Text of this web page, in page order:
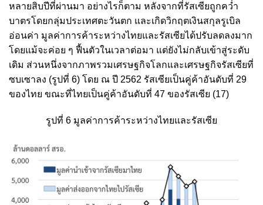
หลายสิบปีที่ผ่านมา อย่างไรก็ตาม หลังจากที่รัสเซียถูกคว่ำ
บาตรโดยกลุ่มประเทศตะวันตก และเกิดวิกฤตเงินสกุลรูเบิล
อ่อนค่า มูลค่าการค้าระหว่างไทยและรัสเซียได้ปรับลดลงมาก
โดยแม้จะค่อย ๆ ฟื้นตัวในเวลาต่อมา แต่ยังไม่กลับเข้าสู่ระดับ
เดิม ส่วนหนึ่งจากภาพรวมเศรษฐกิจโลกและเศรษฐกิจรัสเซียที่
ซบเซาลง (รูปที่ 6) โดย ณ ปี 2562 รัสเซียเป็นคู่ค้าอันดับที่ 29
ของไทย ขณะที่ไทยเป็นคู่ค้าอันดับที่ 47 ของรัสเซีย (17)
รูปที่ 6 มูลค่าการค้าระหว่างไทยและรัสเซีย